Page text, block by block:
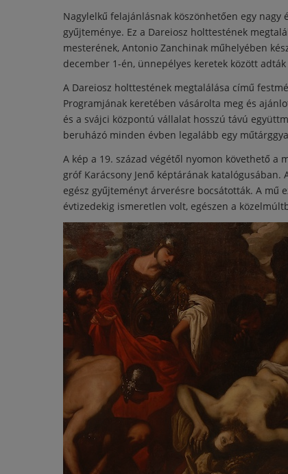
Nagylelkű felajánlásnak köszönhetően egy
gyűjteménye. Ez a Dareiosz holttestének
mesterének, Antonio Zanchinak műhelyében
december 1-én, ünnepélyes keretek között
A Dareiosz holttestének megtalálása című
Programjának keretében vásárolta meg és
és a svájci központú vállalat hosszú távú
beruházó minden évben legalább egy
A kép a 19. század végétől nyomon követhető
gróf Karácsony Jenő képtárának
egész gyűjteményt árverésre bocsátották. A mű
évtizedekig ismeretlen volt, egészen a